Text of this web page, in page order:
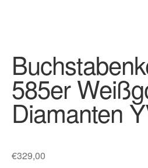
585er
Diamanten
€329,00